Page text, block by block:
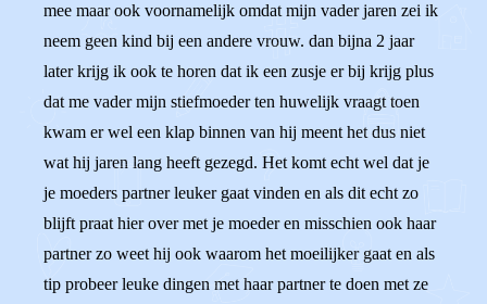
mee maar ook voornamelijk omdat mijn vader jaren zei ik
neem geen kind bij een andere vrouw. dan bijna 2 jaar
later krijg ik ook te horen dat ik een zusje er bij krijg plus
dat me vader mijn stiefmoeder ten huwelijk vraagt toen
kwam er wel een klap binnen van hij meent het dus niet
wat hij jaren lang heeft gezegd. Het komt echt wel dat je
je moeders partner leuker gaat vinden en als dit echt zo
blijft praat hier over met je moeder en misschien ook haar
partner zo weet hij ook waarom het moeilijker gaat en als
tip probeer leuke dingen met haar partner te doen met ze